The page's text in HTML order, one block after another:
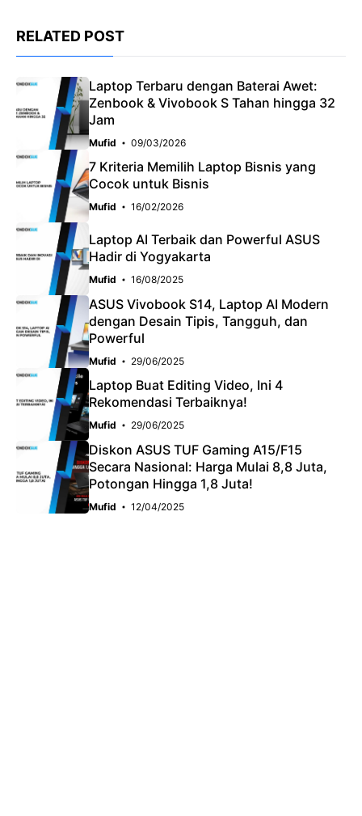
RELATED POST
Laptop Terbaru dengan Baterai Awet:
Zenbook & Vivobook S Tahan hingga 32
Jam
Mufid 09/03/2026
7 Kriteria Memilih Laptop Bisnis yang
Cocok untuk Bisnis
Mufid 16/02/2026
Laptop AI Terbaik dan Powerful ASUS
Hadir di Yogyakarta
Mufid 16/08/2025
ASUS Vivobook S14, Laptop AI Modern
dengan Desain Tipis, Tangguh, dan
Powerful
Mufid 29/06/2025
Laptop Buat Editing Video, Ini 4
Rekomendasi Terbaiknya!
Mufid 29/06/2025
Diskon ASUS TUF Gaming A15/F15
Secara Nasional: Harga Mulai 8,8 Juta,
Potongan Hingga 1,8 Juta!
Mufid 12/04/2025